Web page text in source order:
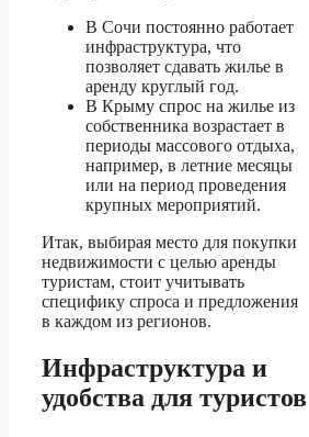
В Сочи постоянно работает
инфраструктура, что
позволяет сдавать жилье в
аренду круглый год.
В Крыму спрос на жилье из
собственника возрастает в
периоды массового отдыха,
например, в летние месяцы
или на период проведения
крупных мероприятий.
Итак, выбирая место для покупки
недвижимости с целью аренды
туристам, стоит учитывать
специфику спроса и предложения
в каждом из регионов.
Инфраструктура и
удобства для туристов